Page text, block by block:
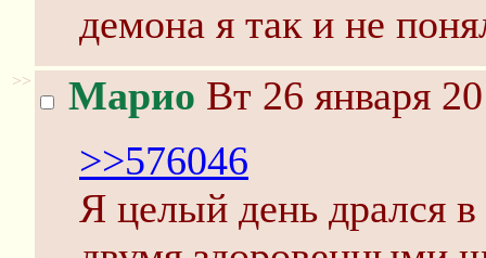
демона я так и не
>> Марио Вт 26 января
>>576046
Я целый день дрался в